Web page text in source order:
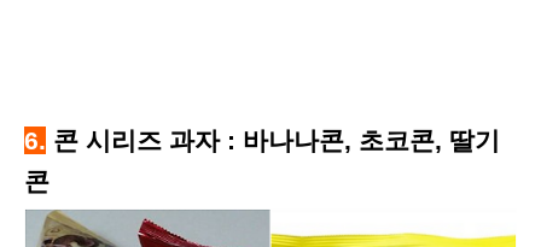
6. 콘 시리즈 과자 : 바나나콘, 초코콘, 딸기
콘